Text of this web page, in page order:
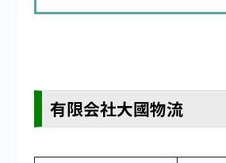
有限会社大國物流